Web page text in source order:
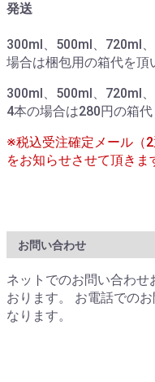
発送
300ml、500ml、720ml
場合は梱包用の箱代を頂
300ml、500ml、720ml
4本の場合は280円の箱代
※税込受注確定メール（
をお知らせさせて頂きま
お問い合わせ
ネットでのお問い合わせ
おります。 お電話での
なります。